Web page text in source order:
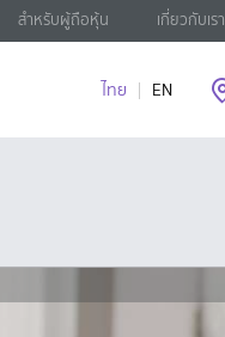
สำหรับผู้ถือหุ้น เกี่ยวกับเรา
ไทย EN